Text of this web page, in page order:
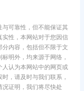
可靠性，但不能保证其
实性，本网站对于您因信
内容，包括但不限于文
明外，均来源于网络，
认为本网站中的网页或
，请及时与我们联系，
证明，我们将尽快处